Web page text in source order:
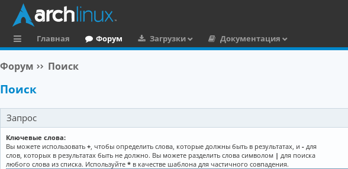
ы
л
к
и
Главная Форум Загрузки Документация
Форум Поиск
Поиск
Запрос
Ключевые слова:
Вы можете использовать +, чтобы определить слова, которые должны быть в результатах, и - для
слов, которых в результатах быть не должно. Вы можете разделить слова символом | для поиска
любого слова из списка. Используйте * в качестве шаблона для частичного совпадения.